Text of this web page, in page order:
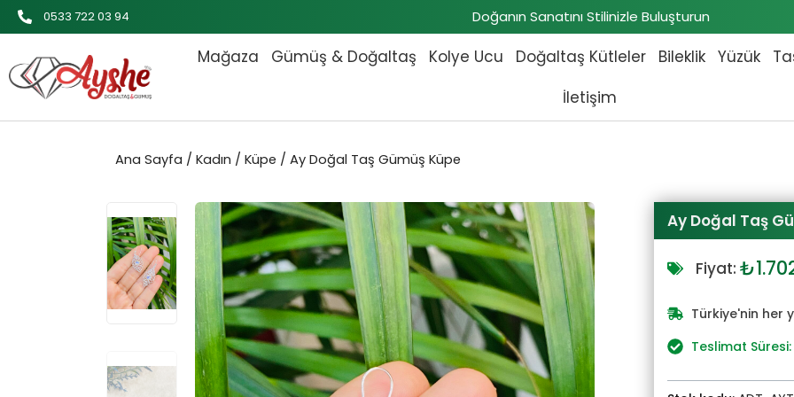
İçeriğe
atla
0533 722 03 94 Doğanın Sanatını Stilinizle Buluşturun
Mağaza Gümüş & Doğaltaş Kolye Ucu Doğaltaş Kütleler Bileklik Yüzük
İletişim
Ana Sayfa / Kadın / Küpe / Ay Doğal Taş Gümüş Küpe
Ay Doğal Taş
Fiyat: ₺
Türkiye'nin her
Teslimat